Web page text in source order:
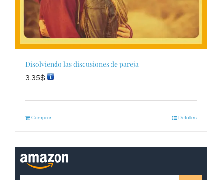
Disolviendo las discusiones de pareja
3.35$
Comprar Detalles